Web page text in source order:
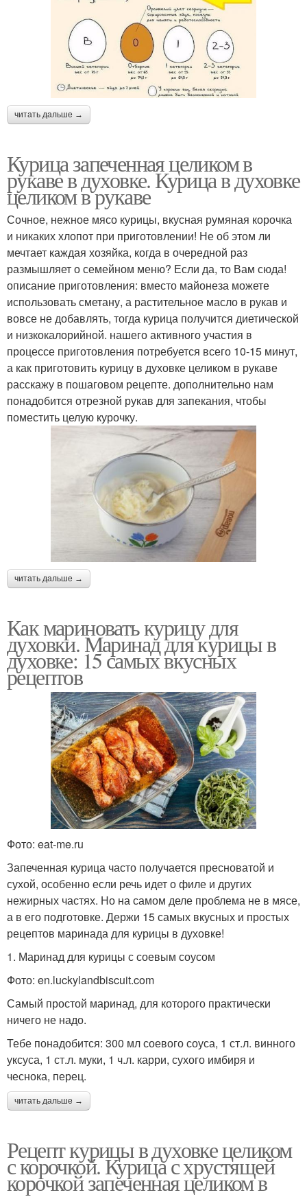
читать дальше →
Курица запеченная целиком в
рукаве в духовке. Курица в духовке
целиком в рукаве
Сочное, нежное мясо курицы, вкусная румяная корочка
и никаких хлопот при приготовлении! Не об этом ли
мечтает каждая хозяйка, когда в очередной раз
размышляет о семейном меню? Если да, то Вам сюда!
описание приготовления: вместо майонеза можете
использовать сметану, а растительное масло в рукав и
вовсе не добавлять, тогда курица получится диетической
и низкокалорийной. нашего активного участия в
процессе приготовления потребуется всего 10-15 минут,
а как приготовить курицу в духовке целиком в рукаве
расскажу в пошаговом рецепте. дополнительно нам
понадобится отрезной рукав для запекания, чтобы
поместить целую курочку.
читать дальше →
Как мариновать курицу для
духовки. Маринад для курицы в
духовке: 15 самых вкусных
рецептов
Фото: eat-me.ru
Запеченная курица часто получается пресноватой и
сухой, особенно если речь идет о филе и других
нежирных частях. Но на самом деле проблема не в мясе,
а в его подготовке. Держи 15 самых вкусных и простых
рецептов маринада для курицы в духовке!
1. Маринад для курицы с соевым соусом
Фото: en.luckylandbiscuit.com
Самый простой маринад, для которого практически
ничего не надо.
Тебе понадобится: 300 мл соевого соуса, 1 ст.л. винного
уксуса, 1 ст.л. муки, 1 ч.л. карри, сухого имбиря и
чеснока, перец.
читать дальше →
Рецепт курицы в духовке целиком
с корочкой. Курица с хрустящей
корочкой запеченная целиком в